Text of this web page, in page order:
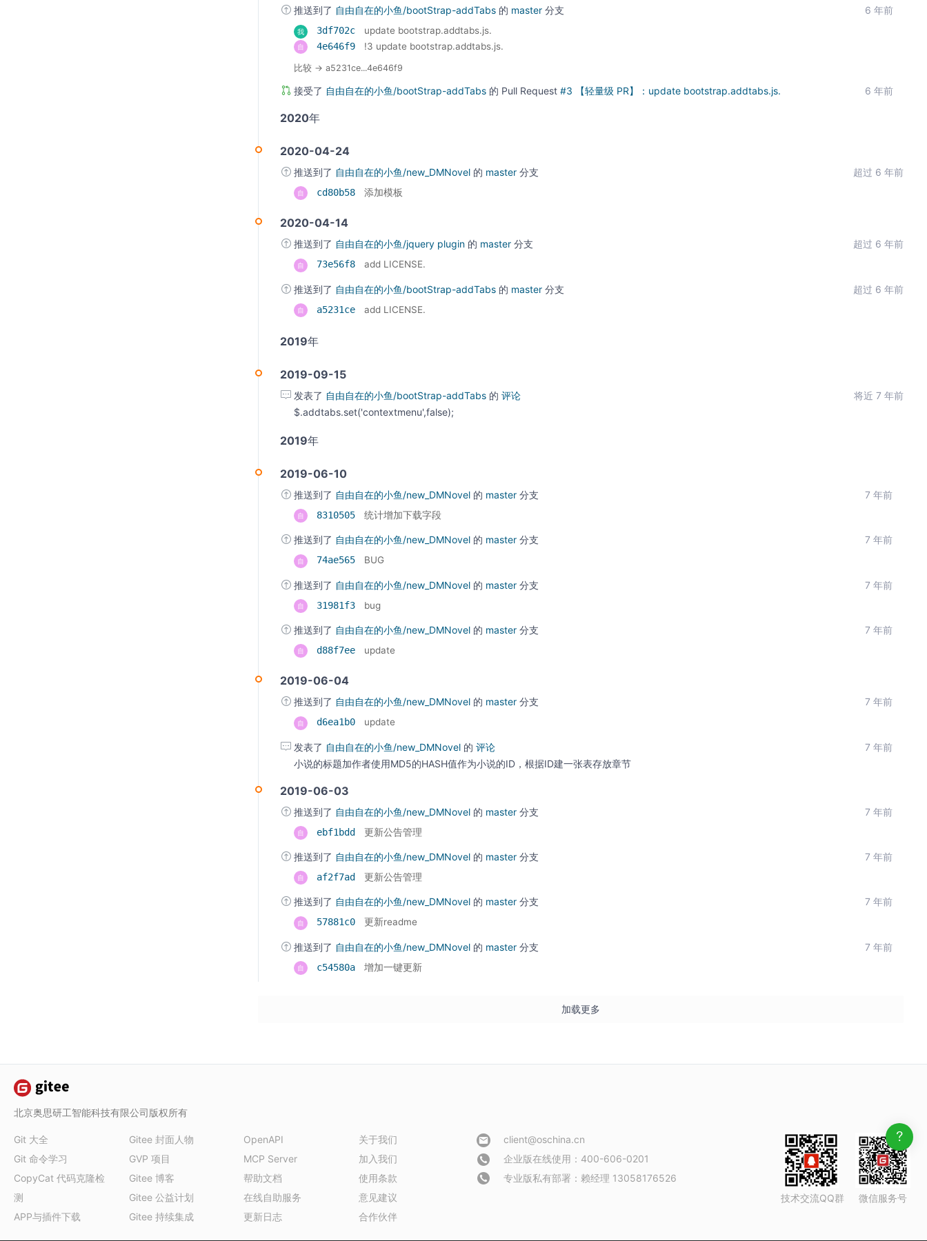
推送到了 自由自在的小鱼/bootStrap-addTabs 的 master分支 6 年前
3df702c
update bootstrap.addtabs.js.
4e646f9
!3 update bootstrap.addtabs.js.
比较 → a5231ce...4e646f9
接受了 自由自在的小鱼/bootStrap-addTabs 的 Pull Request#3 【轻量级 PR】：update bootstrap.addtabs.js. 6 年前
2020年
2020-04-24
推送到了 自由自在的小鱼/new_DMNovel 的 master分支 超过 6 年前
cd80b58 添加模板
2020-04-14
推送到了 自由自在的小鱼/jquery plugin 的 master分支 超过 6 年前
73e56f8 add LICENSE.
推送到了 自由自在的小鱼/bootStrap-addTabs 的 master分支 超过 6 年前
a5231ce add LICENSE.
2019年
2019-09-15
发表了 自由自在的小鱼/bootStrap-addTabs 的评论
将近 7 年前
$.addtabs.set('contextmenu',false);
2019年
2019-06-10
推送到了 自由自在的小鱼/new_DMNovel 的 master分支 7 年前
8310505 统计增加下载字段
推送到了 自由自在的小鱼/new_DMNovel 的 master分支 7 年前
74ae565 BUG
推送到了 自由自在的小鱼/new_DMNovel 的 master分支 7 年前
31981f3 bug
推送到了 自由自在的小鱼/new_DMNovel 的 master分支 7 年前
d88f7ee update
2019-06-04
推送到了 自由自在的小鱼/new_DMNovel 的 master分支 7 年前
d6ea1b0 update
发表了 自由自在的小鱼/new_DMNovel 的评论
7 年前
小说的标题加作者使用MD5的HASH值作为小说的ID，根据ID建一张表存放章节
2019-06-03
推送到了 自由自在的小鱼/new_DMNovel 的 master分支 7 年前
ebf1bdd 更新公告管理
推送到了 自由自在的小鱼/new_DMNovel 的 master分支 7 年前
af2f7ad 更新公告管理
推送到了 自由自在的小鱼/new_DMNovel 的 master分支 7 年前
57881c0 更新readme
推送到了 自由自在的小鱼/new_DMNovel 的 master分支 7 年前
c54580a 增加一键更新
加载更多
北京奥思研工智能科技有限公司版权所有
Git 大全
Git 命令学习
CopyCat 代码克隆检
测
APP与插件下载
Gitee 封面人物
GVP 项目
Gitee 博客
Gitee 公益计划
Gitee 持续集成
OpenAPI
MCP Server
帮助文档
在线自助服务
更新日志
关于我们
加入我们
使用条款
意见建议
合作伙伴
技术交流QQ群 微信服务号
client@oschina.cn
企业版在线使用：400-606-0201
专业版私有部署： 赖经理 13058176526